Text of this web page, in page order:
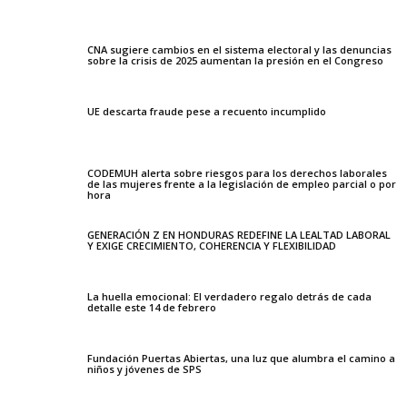
CNA sugiere cambios en el sistema electoral y las denuncias
sobre la crisis de 2025 aumentan la presión en el Congreso
UE descarta fraude pese a recuento incumplido
CODEMUH alerta sobre riesgos para los derechos laborales
de las mujeres frente a la legislación de empleo parcial o por
hora
GENERACIÓN Z EN HONDURAS REDEFINE LA LEALTAD LABORAL
Y EXIGE CRECIMIENTO, COHERENCIA Y FLEXIBILIDAD
La huella emocional: El verdadero regalo detrás de cada
detalle este 14 de febrero
Fundación Puertas Abiertas, una luz que alumbra el camino a
niños y jóvenes de SPS